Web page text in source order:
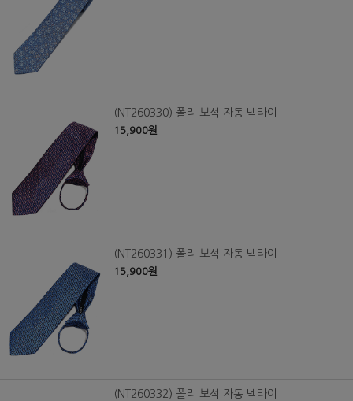
(NT260330) 폴리 보석 자동 넥타이
15,900원
(NT260331) 폴리 보석 자동 넥타이
15,900원
(NT260332) 폴리 보석 자동 넥타이